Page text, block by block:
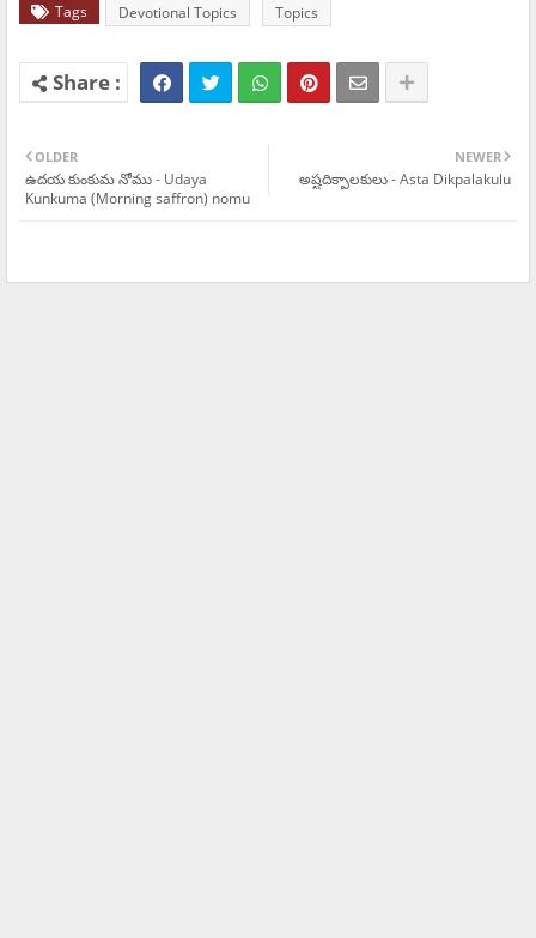
Tags Devotional Topics Topics
NEWER
అష్టదిక్పాలకులు - Asta Dikpalakulu
OLDER
ఉదయ కుంకుమ నోము - Udaya
Kunkuma (Morning saffron) nomu